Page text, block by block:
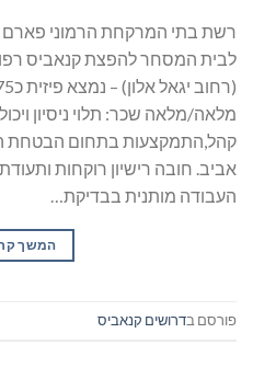
רשת בתי המרקחת הרמוני
לבית המסחר להפצת קנאביס
מלאה/מלאה שכר: תלוי ניסיון
קהל,התמקצעות בתחום הבטחת
אביב. חובה רישיון רוקחות
העבודה מותנית בבדיקת…
המשך
פורסם בדרושים קנאביס